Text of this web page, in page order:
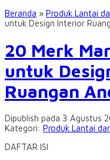
Beranda » Produk Lantai
untuk Design Interior
20 Merk
untuk
Ruangan
Dipublish pada 3 Agustus
Kategori: Produk Lantai
DAFTAR ISI